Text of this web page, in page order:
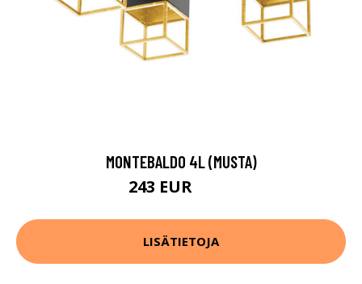
MONTEBALDO 4L (MUSTA)
243 EUR
LISÄTIETOJA